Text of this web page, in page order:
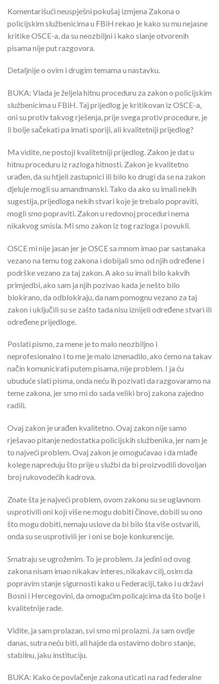
Komentarišući neuspješni pokušaj izmjena Zakona o
policijskim službenicima u FBiH rekao je kako su mu nejasne
kritike OSCE-a, da su neozbiljni i kako slanje otvorenih
pisama nije put razgovora.
Detaljnije o ovim i drugim temama u nastavku.
BUKA: Vlada je željela hitnu proceduru za zakon o policijskim
službenicima u FBiH. Taj prijedlog je kritikovan iz OSCE-a,
oni su protiv takvog rješenja, prije svega protiv procedure, je
li bolje sačekati pa imati sporiji, ali kvalitetniji prijedlog?
Ma vidite, ne postoji kvalitetniji prijedlog. Zakon je dat u
hitnu proceduru iz razloga hitnosti. Zakon je kvalitetno
urađen, da su htjeli zastupnici ili bilo ko drugi da se na zakon
djeluje mogli su amandmanski. Tako da ako su imali nekih
sugestija, prijedloga nekih stvari koje je trebalo popraviti,
mogli smo popraviti. Zakon u redovnoj proceduri nema
nikakvog smisla. Mi smo zakon iz tog razloga i povukli.
OSCE mi nije jasan jer je OSCE sa mnom imao par sastanaka
vezano na temu tog zakona i dobijali smo od njih određene i
podrške vezano za taj zakon. A ako su imali bilo kakvih
primjedbi, ako sam ja njih pozivao kada je nešto bilo
blokirano, da odblokiraju, da nam pomognu vezano za taj
zakon i uključili su se zašto tada nisu iznijeli određene stvari ili
određene prijedloge.
Poslati pismo, za mene je to malo neozbiljno i
neprofesionalno i to me je malo iznenadilo, ako ćemo na takav
način komunicirati putem pisama, nije problem. I ja ću
ubuduće slati pisma, onda neću ih pozivati da razgovaramo na
teme zakona, jer smo mi do sada veliki broj zakona zajedno
radili.
Ovaj zakon je urađen kvalitetno. Ovaj zakon nije samo
rješavao pitanje nedostatka policijskih službenika, jer nam je
to najveći problem. Ovaj zakon je omogućavao i da mlađe
kolege napreduju što prije u službi da bi proizvodili dovoljan
broj rukovodećih kadrova.
Znate šta je najveći problem, ovom zakonu su se uglavnom
usprotivili oni koji više ne mogu dobiti činove, dobili su ono
što mogu dobiti, nemaju uslove da bi bilo šta više ostvarili,
onda su se usprotivili jer i oni se boje konkurencije.
Smatraju se ugroženim. To je problem. Ja jedini od ovog
zakona nisam imao nikakav interes, nikakav cilj, osim da
popravim stanje sigurnosti kako u Federaciji, tako i u državi
Bosni i Hercegovini, da omogućim policajcima da što bolje i
kvalitetnije rade.
Vidite, ja sam prolazan, svi smo mi prolazni. Ja sam ovdje
danas, sutra neću biti, ali hajde da ostavimo dobro stanje,
stabilnu, jaku instituciju.
BUKA: Kako će povlačenje zakona uticati na rad federalne